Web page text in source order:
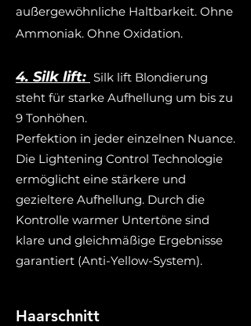
außergewöhnliche Haltbarkeit. Ohne
Ammoniak. Ohne Oxidation.
4. Silk lift: Silk lift Blondierung
steht für starke Aufhellung um bis zu
9 Tonhöhen.
Perfektion in jeder einzelnen Nuance.
Die Lightening Control Technologie
ermöglicht eine stärkere und
gezieltere Aufhellung. Durch die
Kontrolle warmer Untertöne sind
klare und gleichmäßige Ergebnisse
garantiert (Anti-Yellow-System).
Haarschnitt